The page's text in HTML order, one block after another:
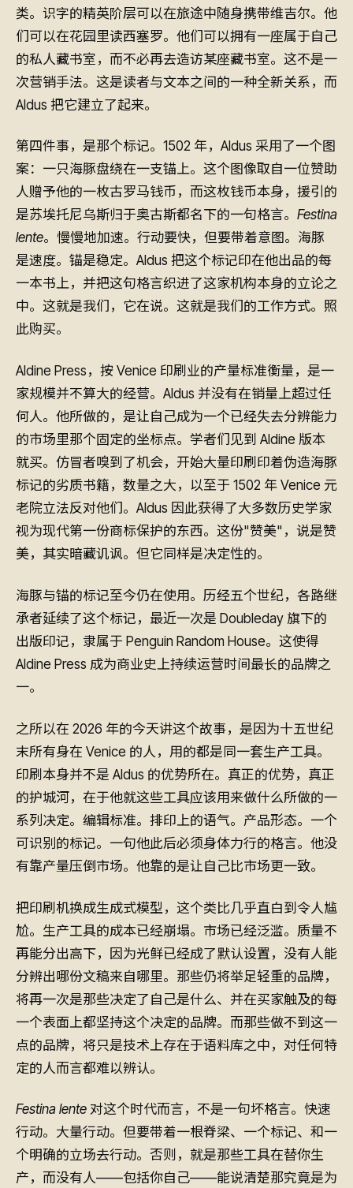
类。识字的精英阶层可以在旅途中随身携带维吉尔。他
们可以在花园里读西塞罗。他们可以拥有一座属于自己
的私人藏书室，而不必再去造访某座藏书室。这不是一
次营销手法。这是读者与文本之间的一种全新关系，而
Aldus 把它建立了起来。
第四件事，是那个标记。1502 年，Aldus 采用了一个图
案：一只海豚盘绕在一支锚上。这个图像取自一位赞助
人赠予他的一枚古罗马钱币，而这枚钱币本身，援引的
是苏埃托尼乌斯归于奥古斯都名下的一句格言。 Festina
lente。慢慢地加速。行动要快，但要带着意图。海豚
是速度。锚是稳定。Aldus 把这个标记印在他出品的每
一本书上，并把这句格言织进了这家机构本身的立论之
中。这就是我们，它在说。这就是我们的工作方式。照
此购买。
Aldine Press，按 Venice 印刷业的产量标准衡量，是一
家规模并不算大的经营。Aldus 并没有在销量上超过任
何人。他所做的，是让自己成为一个已经失去分辨能力
的市场里那个固定的坐标点。学者们见到 Aldine 版本
就买。仿冒者嗅到了机会，开始大量印刷印着伪造海豚
标记的劣质书籍，数量之大，以至于 1502 年 Venice 元
老院立法反对他们。Aldus 因此获得了大多数历史学家
视为现代第一份商标保护的东西。这份"赞美"，说是赞
美，其实暗藏讥讽。但它同样是决定性的。
海豚与锚的标记至今仍在使用。历经五个世纪，各路继
承者延续了这个标记，最近一次是 Doubleday 旗下的
出版印记，隶属于 Penguin Random House。这使得
Aldine Press 成为商业史上持续运营时间最长的品牌之
一。
之所以在 2026 年的今天讲这个故事，是因为十五世纪
末所有身在 Venice 的人，用的都是同一套生产工具。
印刷本身并不是 Aldus 的优势所在。真正的优势，真正
的护城河，在于他就这些工具应该用来做什么所做的一
系列决定。编辑标准。排印上的语气。产品形态。一个
可识别的标记。一句他此后必须身体力行的格言。他没
有靠产量压倒市场。他靠的是让自己比市场更一致。
把印刷机换成生成式模型，这个类比几乎直白到令人尴
尬。生产工具的成本已经崩塌。市场已经泛滥。质量不
再能分出高下，因为光鲜已经成了默认设置，没有人能
分辨出哪份文稿来自哪里。那些仍将举足轻重的品牌，
将再一次是那些决定了自己是什么、并在买家触及的每
一个表面上都坚持这个决定的品牌。而那些做不到这一
点的品牌，将只是技术上存在于语料库之中，对任何特
定的人而言都难以辨认。
Festina lente 对这个时代而言，不是一句坏格言。快速
行动。大量行动。但要带着一根脊梁、一个标记、和一
个明确的立场去行动。否则，就是那些工具在替你生
产，而没有人——包括你自己——能说清楚那究竟是为